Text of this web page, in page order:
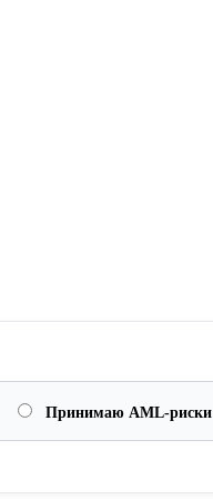
Принимаю AML-риски